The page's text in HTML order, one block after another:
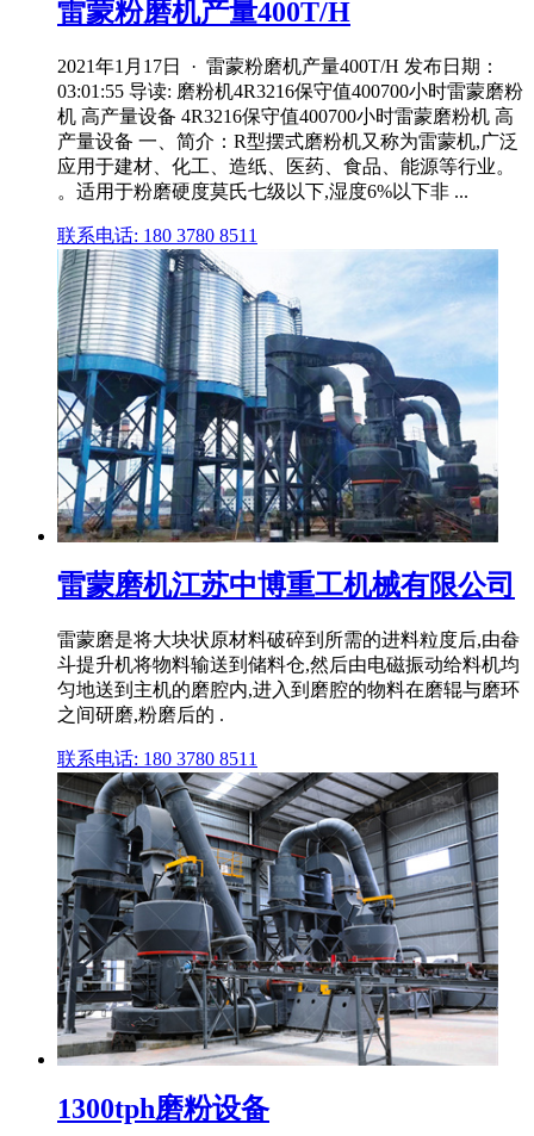
雷蒙粉磨机产量400T/H
2021年1月17日 · 雷蒙粉磨机产量400T/H 发布日期：
03:01:55 导读: 磨粉机4R3216保守值400700小时雷蒙磨粉
机 高产量设备 4R3216保守值400700小时雷蒙磨粉机 高
产量设备 一、简介：R型摆式磨粉机又称为雷蒙机,广泛
应用于建材、化工、造纸、医药、食品、能源等行业。
。适用于粉磨硬度莫氏七级以下,湿度6%以下非 ...
联系电话: 180 3780 8511
雷蒙磨机江苏中博重工机械有限公司
雷蒙磨是将大块状原材料破碎到所需的进料粒度后,由畚
斗提升机将物料输送到储料仓,然后由电磁振动给料机均
匀地送到主机的磨腔内,进入到磨腔的物料在磨辊与磨环
之间研磨,粉磨后的 .
联系电话: 180 3780 8511
1300tph磨粉设备